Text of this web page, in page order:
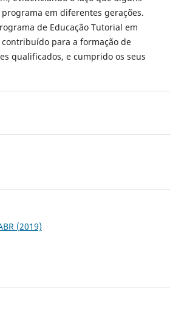
em diferentes gerações.
de Educação Tutorial em
contribuído para a formação de
qualificados, e cumprido os seus
(2019)